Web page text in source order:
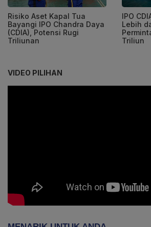
Risiko Aset Kapal Tua
Bayangi IPO Chandra Daya
(CDIA), Potensi Rugi
Triliunan
IPO
Lebih
Triliun
VIDEO PILIHAN